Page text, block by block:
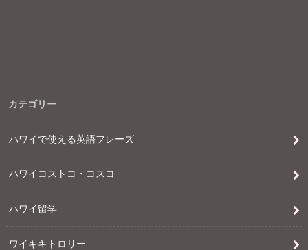
カテゴリー
ハワイで使える英語フレーズ
ハワイコストコ・コスコ
ハワイ留学
ワイキキトロリー